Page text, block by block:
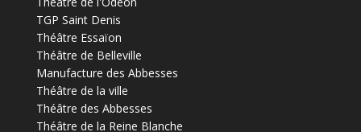
TGP Saint Denis
Théâtre Essaïon
Théâtre de Belleville
Manufacture des Abbesses
Théâtre de la ville
Théâtre des Abbesses
Théâtre de la Reine Blanche